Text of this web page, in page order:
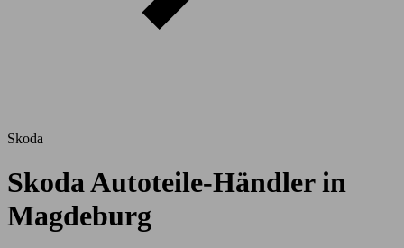
Skoda
Skoda Autoteile-Händler in
Magdeburg